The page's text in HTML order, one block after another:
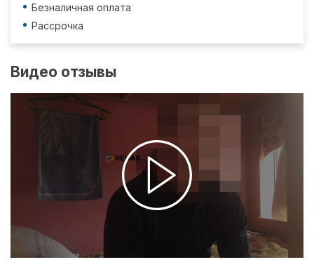
Безналичная оплата
Рассрочка
Видео отзывы